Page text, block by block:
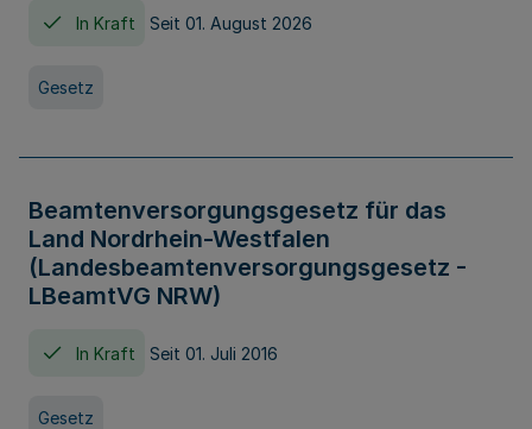
In Kraft Seit 01. August 2026
Gesetz
Beamtenversorgungsgesetz für das
Land Nordrhein-Westfalen
(Landesbeamtenversorgungsgesetz -
LBeamtVG NRW)
In Kraft Seit 01. Juli 2016
Gesetz